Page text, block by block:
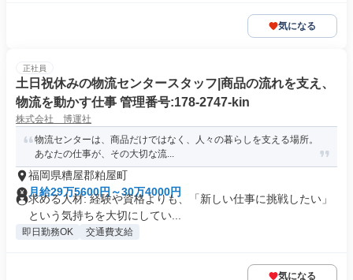
気になる
正社員
土日祝休みの物流センタースタッフ|商品の流れを支え、
物流を動かす仕事 管理番号:178-2747-kin
株式会社 博運社
物流センターは、商品だけではなく、人々の暮らしを支える場所。
あなたの仕事が、その大切な流...
福岡県糟屋郡粕屋町
月給29万5600円～30万4000円
求める人材: 経験や資格よりも、「新しい仕事に挑戦したい」
という気持ちを大切にしてい...
即日勤務OK 交通費支給
気になる